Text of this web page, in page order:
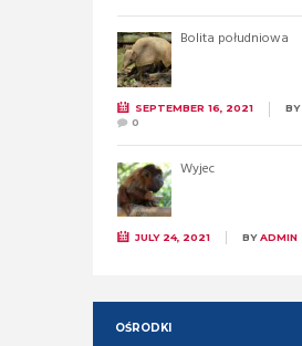
Bolita południowa
SEPTEMBER 16, 2021 BY
0
Wyjec
JULY 24, 2021 BYADMIN
OŚRODKI